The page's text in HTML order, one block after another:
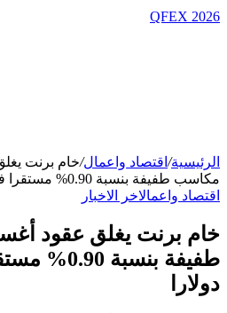
QFEX 2026
الرئيسية/ اقتصاد واعمال/خام برنت
مكاسب طفيفة بنسبة 0.90% مستقرا فوق حاجز 80 دولارا
اقتصاد واعمالاخر الاخبار
خام برنت يغلق عقود
دولارا